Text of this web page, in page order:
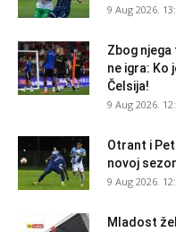
9 Aug 2026.
Zbog
ne igra: Ko
Čelsija!
9 Aug 2026.
Otrant i
novoj
9 Aug 2026.
Mladost